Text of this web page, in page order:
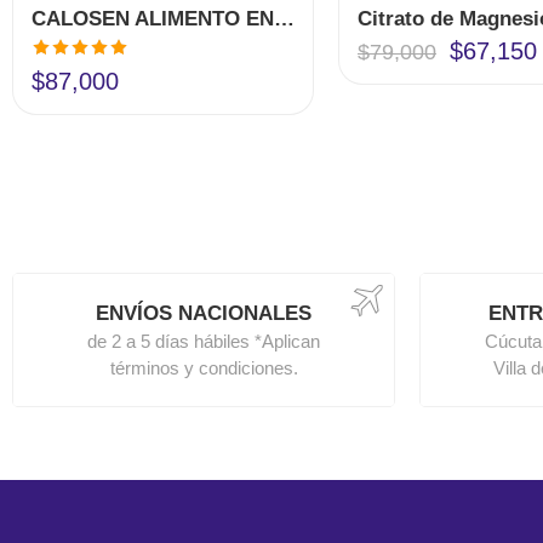
CALOSEN ALIMENTO EN POLVO CON CALCIO Y VITAMINA D3
Valorado en
5.00de 5
$87,000
$79,000 $67,150
ENVÍOS NACIONALES
de 2 a 5 días hábiles *Aplican
términos y condiciones.
Villa